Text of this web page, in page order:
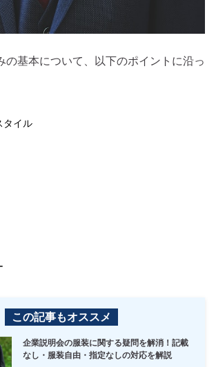
の基本について、以下のポイントに沿っ
タイル
この記事もオススメ
企業説明会の服装に関する疑問を解消！記載
なし・服装自由・指定なしの対応を解説